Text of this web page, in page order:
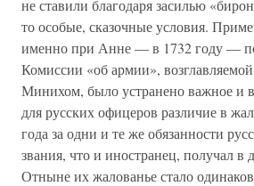
не ставили благодаря засилью
то особые, сказочные условия.
именно при Анне — в 1732 году —
Комиссии «об армии»,
Минихом, было устранено важное и
для русских офицеров различие в
года за одни и те же обязанности
звания, что и иностранец, получал в
Отныне их жалованье стало